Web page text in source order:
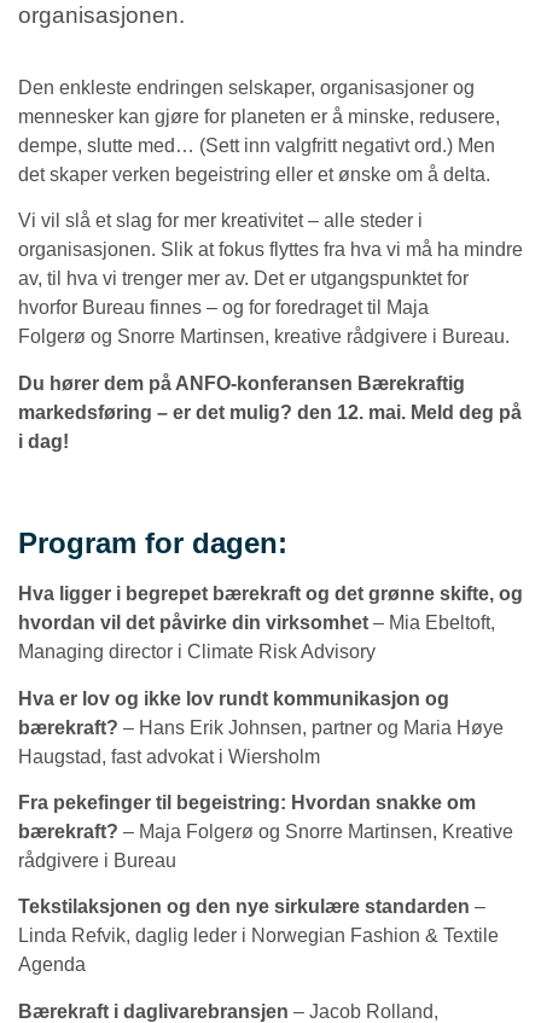
organisasjonen.
Den enkleste endringen selskaper, organisasjoner og
mennesker kan gjøre for planeten er å minske, redusere,
dempe, slutte med… (Sett inn valgfritt negativt ord.) Men
det skaper verken begeistring eller et ønske om å delta.
Vi vil slå et slag for mer kreativitet – alle steder i
organisasjonen. Slik at fokus flyttes fra hva vi må ha mindre
av, til hva vi trenger mer av. Det er utgangspunktet for
hvorfor Bureau finnes – og for foredraget til Maja
Folgerø og Snorre Martinsen, kreative rådgivere i Bureau.
Du hører dem på ANFO-konferansen Bærekraftig
markedsføring – er det mulig? den 12. mai. Meld deg på
i dag!
Program for dagen:
Hva ligger i begrepet bærekraft og det grønne skifte, og
hvordan vil det påvirke din virksomhet – Mia Ebeltoft,
Managing director i Climate Risk Advisory
Hva er lov og ikke lov rundt kommunikasjon og
bærekraft? – Hans Erik Johnsen, partner og Maria Høye
Haugstad, fast advokat i Wiersholm
Fra pekefinger til begeistring: Hvordan snakke om
bærekraft? – Maja Folgerø og Snorre Martinsen, Kreative
rådgivere i Bureau
Tekstilaksjonen og den nye sirkulære standarden –
Linda Refvik, daglig leder i Norwegian Fashion & Textile
Agenda
Bærekraft i daglivarebransjen – Jacob Rolland,